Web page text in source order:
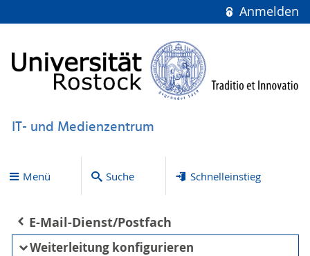
Anmelden
IT- und Medienzentrum
Menü Suche Schnelleinstieg
E-Mail-Dienst/Postfach
Weiterleitung konfigurieren